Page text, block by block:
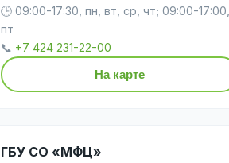
🕒 09:00-17:30, пн, вт, ср, чт; 09:00-17:00,
пт
📞 +7 424 231-22-00
На карте
ГБУ СО «МФЦ»